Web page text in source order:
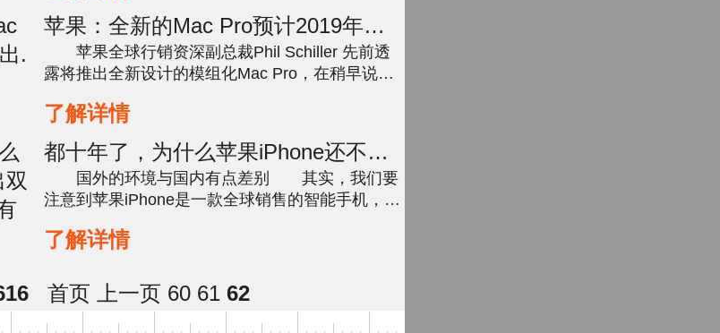
苹果：全新的Mac Pro预计2019年推
苹果全球行销资深副总裁Phil Schiller 先前透
露将推出全新设计的模组化Mac Pro，在稍早说明
WWDC 2018 期间亮相，甚至在今年内...
了解详情
都十年了，为什么苹果iPhone还不出
双卡双待功能?原因有这几点.
国外的环境与国内有点差别 其实，我们要
注意到苹果iPhone是一款全球销售的智能手机，而
最大市场，但相比全球市场来说，国外的...
了解详情
首页 上一页 60 61 62